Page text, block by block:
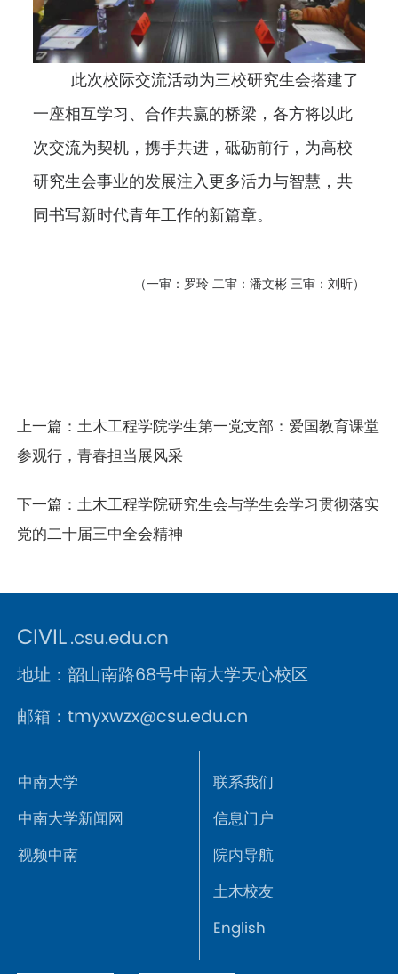
此次校际交流活动为三校研究生会搭建了
一座相互学习、合作共赢的桥梁，各方将以此
次交流为契机，携手共进，砥砺前行，为高校
研究生会事业的发展注入更多活力与智慧，共
同书写新时代青年工作的新篇章。
（一审：罗玲 二审：潘文彬 三审：刘昕）
上一篇：土木工程学院学生第一党支部：爱国教育课堂
参观行，青春担当展风采
下一篇：土木工程学院研究生会与学生会学习贯彻落实
党的二十届三中全会精神
CIVIL.csu.edu.cn
地址：韶山南路68号中南大学天心校区
邮箱：tmyxwzx@csu.edu.cn
中南大学
中南大学新闻网
视频中南
联系我们
信息门户
院内导航
土木校友
English